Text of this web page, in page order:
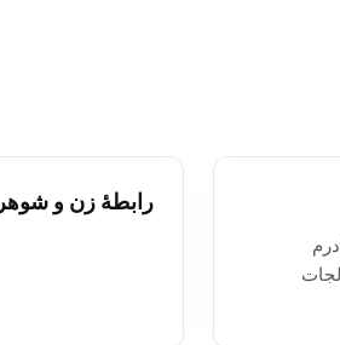
رابطۀ زن و شوهر